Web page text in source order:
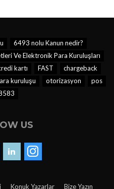
6493 nolu Kanun nedir?
Ve Elektronik Para Kuruluşları
kartı FAST
chargeback
kuruluşu otorizasyon
pos
US
Konuk Yazarlar Bize Yazın